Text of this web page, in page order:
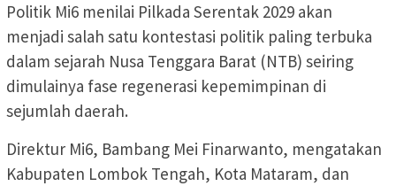
Politik Mi6 menilai Pilkada Serentak 2029 akan
menjadi salah satu kontestasi politik paling terbuka
dalam sejarah Nusa Tenggara Barat (NTB) seiring
dimulainya fase regenerasi kepemimpinan di
sejumlah daerah.
Direktur Mi6, Bambang Mei Finarwanto, mengatakan
Kabupaten Lombok Tengah, Kota Mataram, dan